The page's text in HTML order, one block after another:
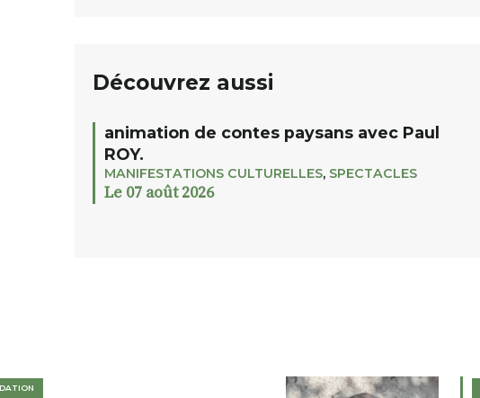
Découvrez aussi
animation de contes paysans avec Paul
ROY.
MANIFESTATIONS CULTURELLES, SPECTACLES
Le 07 août 2026